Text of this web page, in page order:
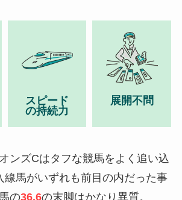
スピード
の持続力
展開不問
ンズCはタフな競馬をよく追い込
線馬がいずれも前目の内だった事
の36.6の末脚はかなり異質。